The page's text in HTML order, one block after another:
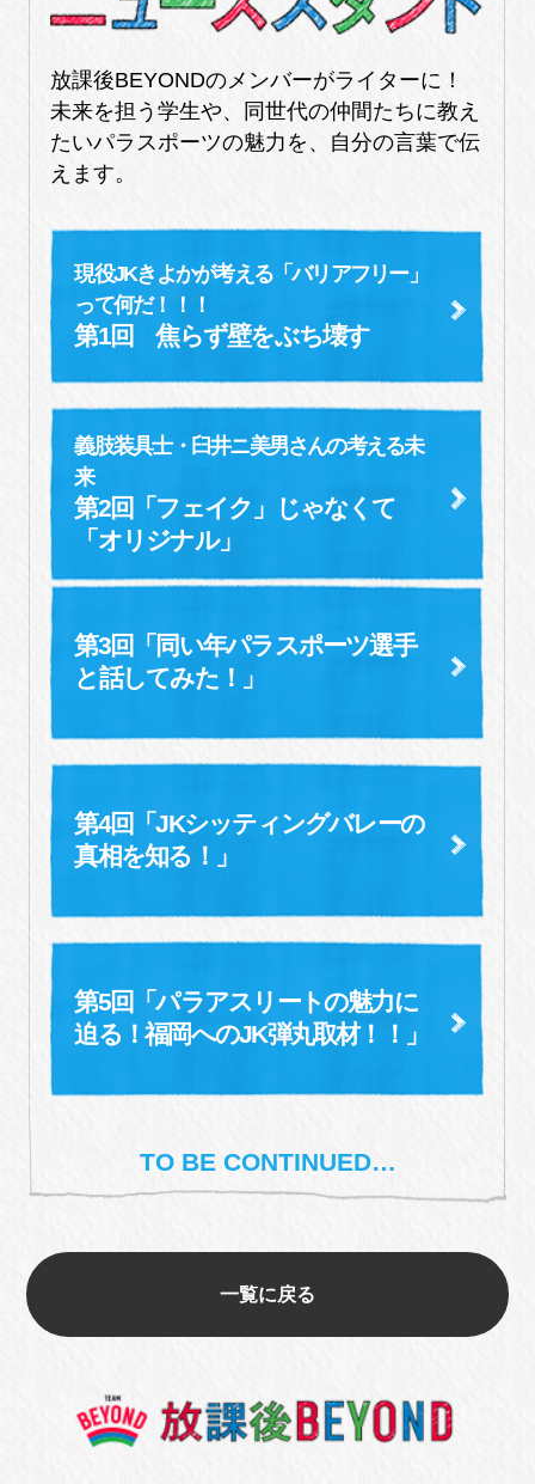
放課後BEYONDのメンバーがライターに！
未来を担う学生や、同世代の仲間たちに教え
たいパラスポーツの魅力を、自分の言葉で伝
えます。
現役JKきよかが考える「バリアフリー」
って何だ！！！
第1回 焦らず壁をぶち壊す
義肢装具士・臼井ニ美男さんの考える未
来
第2回「フェイク」じゃなくて
「オリジナル」
第3回「同い年パラスポーツ選手
と話してみた！」
第4回「JKシッティングバレーの
真相を知る！」
第5回「パラアスリートの魅力に
迫る！福岡へのJK弾丸取材！！」
TO BE CONTINUED…
一覧に戻る